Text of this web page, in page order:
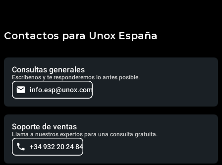
Contactos para Unox España
Consultas generales
Escríbenos y te responderemos lo antes posible.
info.esp@unox.com
Soporte de ventas
Llama a nuestros expertos para una consulta gratuita.
+34 932 20 24 84